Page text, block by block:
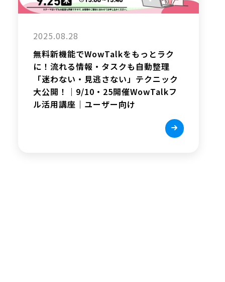
2025.08.28
無料新機能でWowTalkをもっとラク
に！流れる情報・タスクも自動整理
「迷わない・見逃さない」テクニック
大公開！｜9/10・25開催WowTalkフ
ル活用講座｜ユーザー向け